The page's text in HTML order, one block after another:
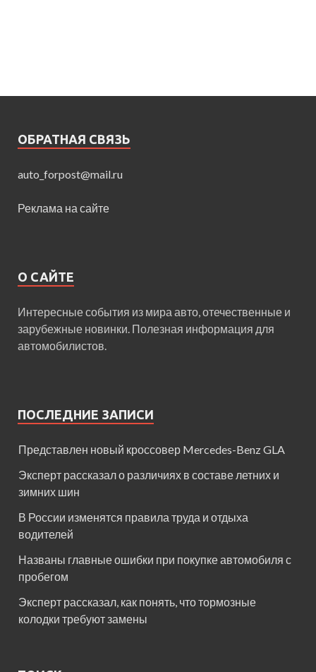
ОБРАТНАЯ СВЯЗЬ
auto_forpost@mail.ru
Реклама на сайте
О САЙТЕ
Интересные события из мира авто, отечественные и
зарубежные новинки. Полезная информация для
автомобилистов.
ПОСЛЕДНИЕ ЗАПИСИ
Представлен новый кроссовер Mercedes-Benz GLA
Эксперт рассказал о различиях в составе летних и
зимних шин
В России изменятся правила труда и отдыха
водителей
Названы главные ошибки при покупке автомобиля с
пробегом
Эксперт рассказал, как понять, что тормозные
колодки требуют замены